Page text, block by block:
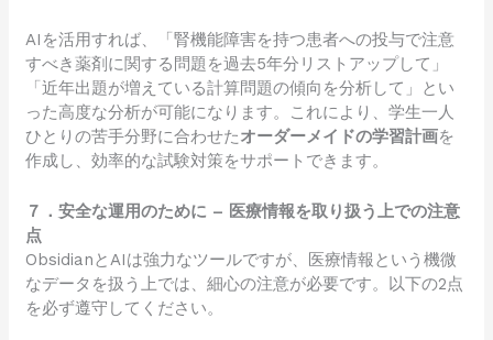
AIを活用すれば、「腎機能障害を持つ患者への投与で注意
すべき薬剤に関する問題を過去5年分リストアップして」
「近年出題が増えている計算問題の傾向を分析して」とい
った高度な分析が可能になります。これにより、学生一人
ひとりの苦手分野に合わせたオーダーメイドの学習計画を
作成し、効率的な試験対策をサポートできます。
７．安全な運用のために – 医療情報を取り扱う上での注意
点
ObsidianとAIは強力なツールですが、医療情報という機微
なデータを扱う上では、細心の注意が必要です。以下の2点
を必ず遵守してください。